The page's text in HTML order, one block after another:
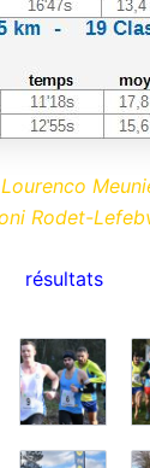
Rodet-
résultats